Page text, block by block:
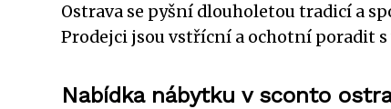
Ostrava se pyšní dlouholetou tradicí a
Prodejci jsou vstřícní a ochotní poradit
Nabídka nábytku v sconto